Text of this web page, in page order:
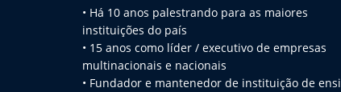
• Há 10 anos palestrando para as maiores
instituições do país
• 15 anos como líder / executivo de empresas
multinacionais e nacionais
• Fundador e mantenedor de instituição de